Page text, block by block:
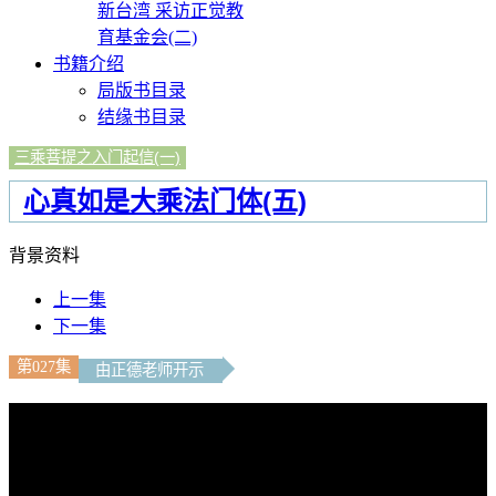
新台湾 采访正觉教
育基金会(二)
书籍介绍
局版书目录
结缘书目录
三乘菩提之入门起信(一)
心真如是大乘法门体(五)
背景资料
上一集
下一集
第027集 由正德老师开示